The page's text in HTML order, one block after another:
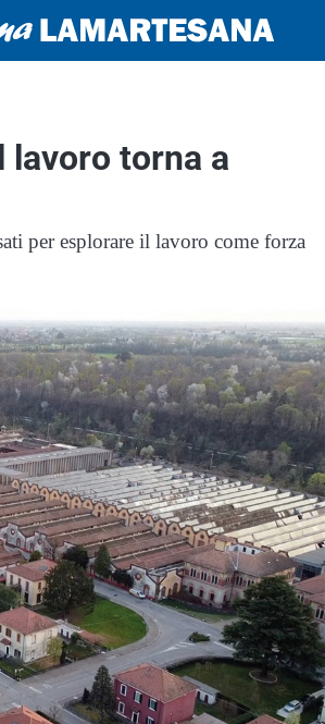
lavoro torna a
per esplorare il lavoro come forza